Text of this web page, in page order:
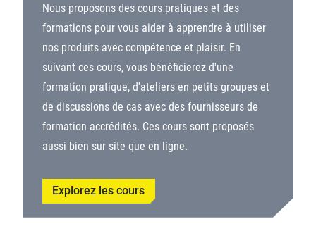
Nous proposons des cours pratiques et des
formations pour vous aider à apprendre à utiliser
nos produits avec compétence et plaisir. En
suivant ces cours, vous bénéficierez d'une
formation pratique, d'ateliers en petits groupes et
de discussions de cas avec des fournisseurs de
formation accrédités. Ces cours sont proposés
aussi bien sur site que en ligne.
Explorez les cours